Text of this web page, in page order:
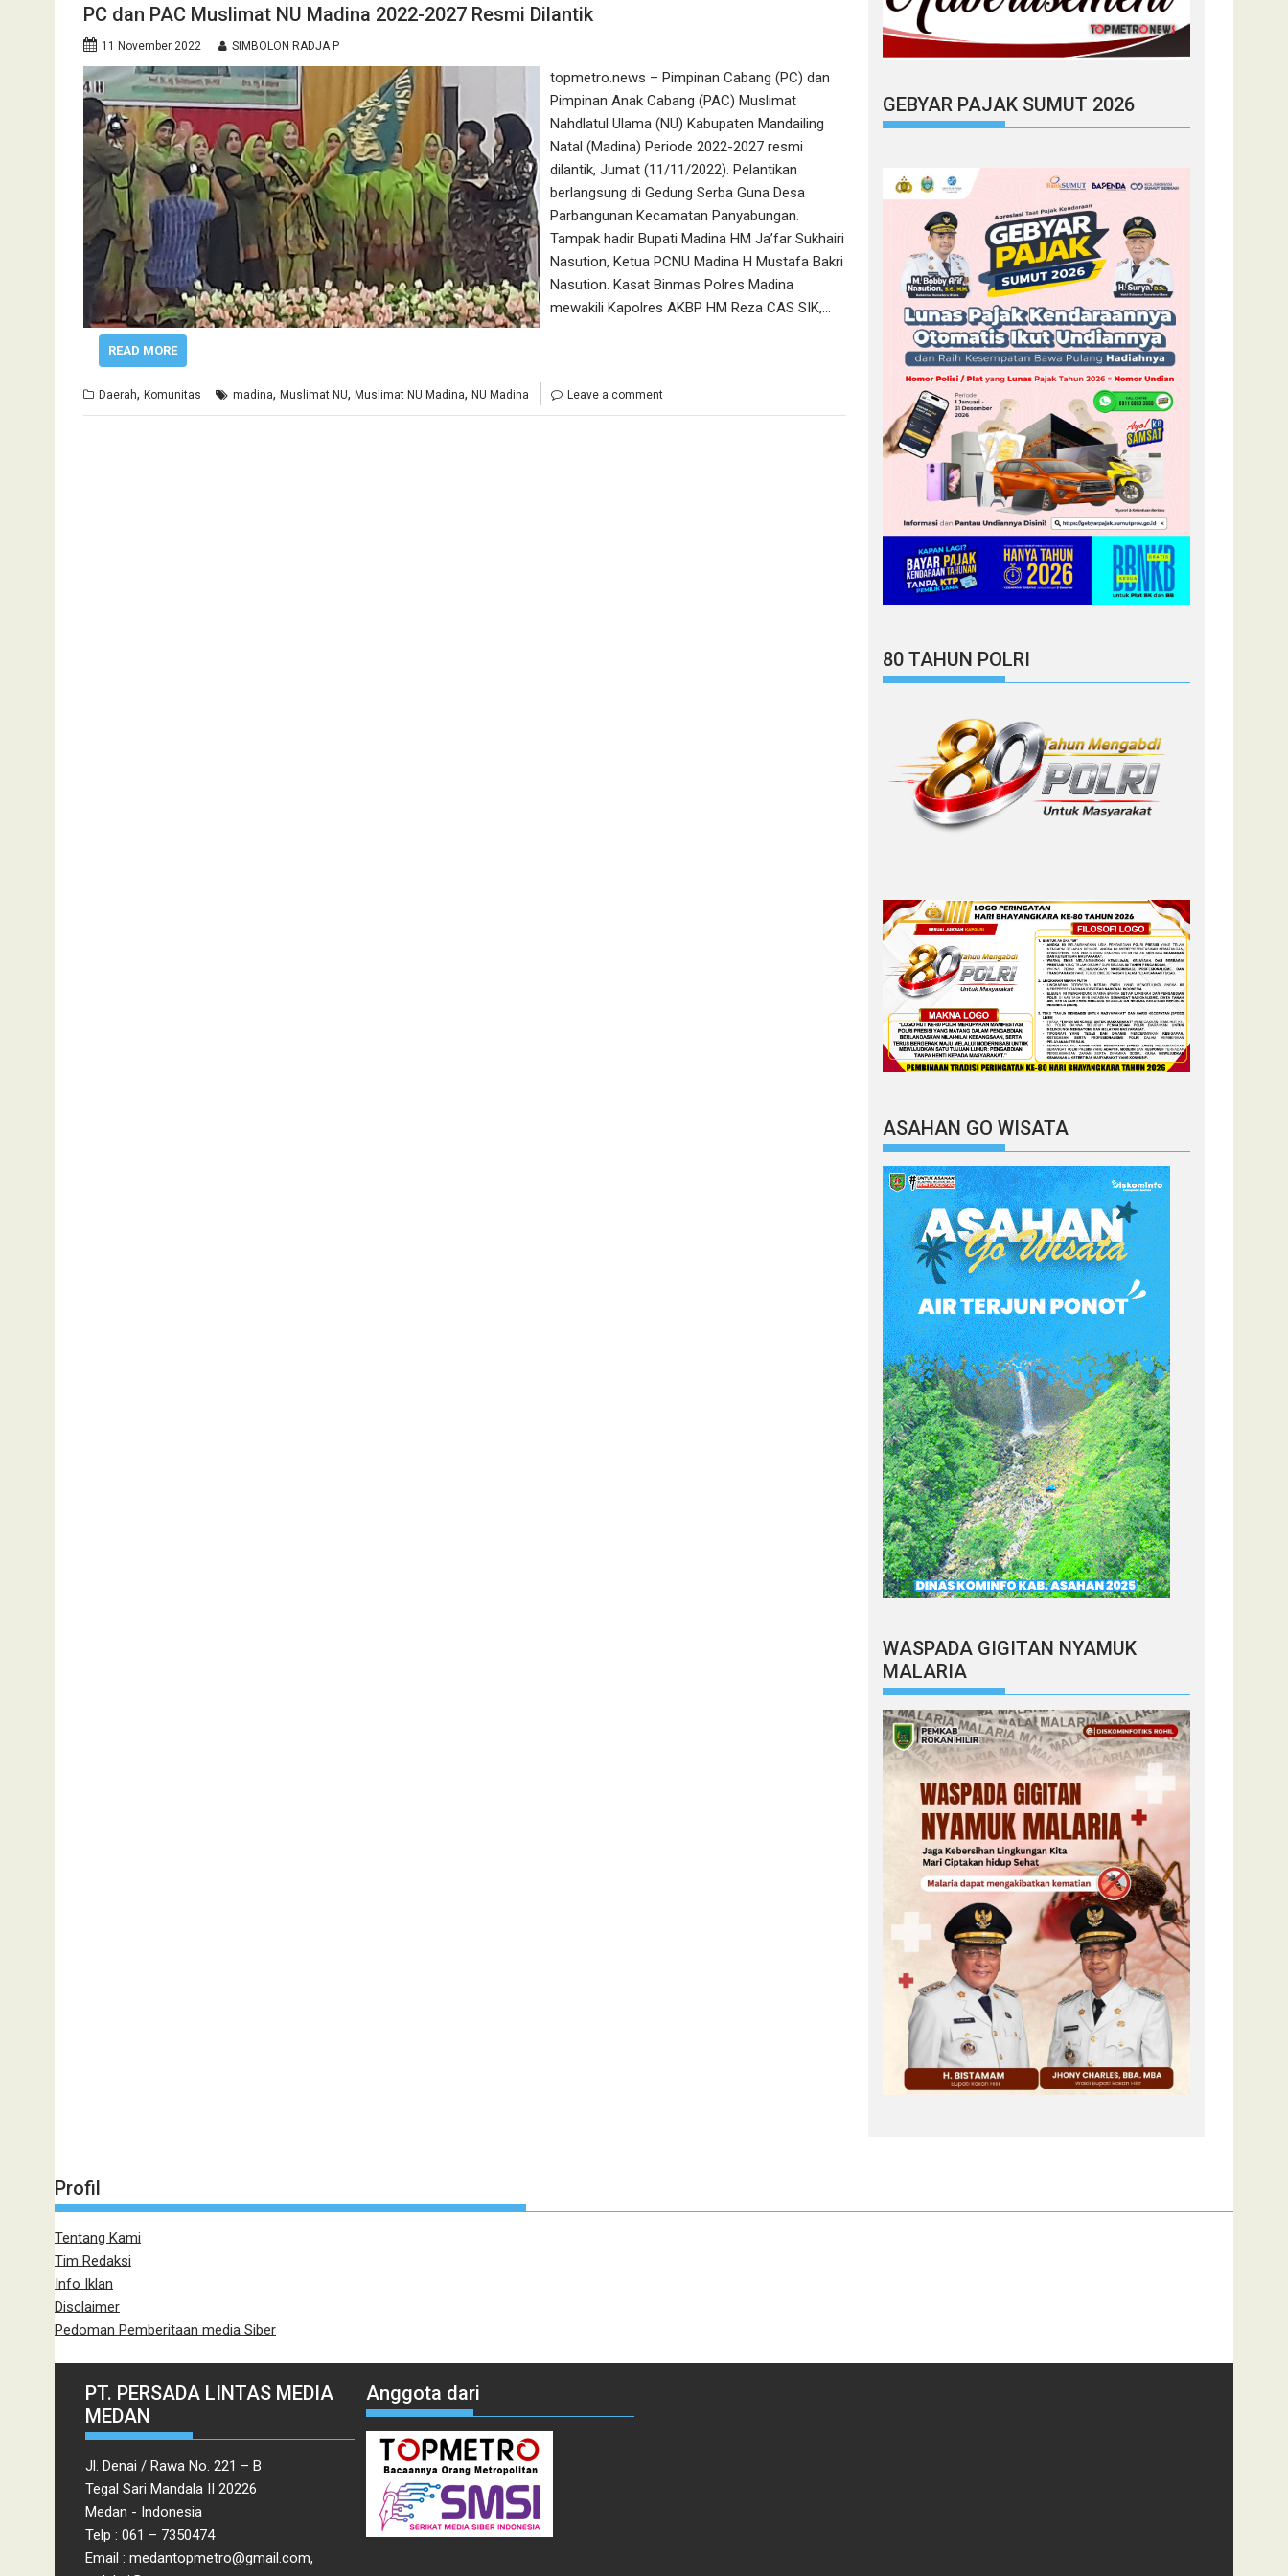
PC dan PAC Muslimat NU Madina 2022-2027 Resmi Dilantik
11 November 2022 SIMBOLON RADJA P
topmetro.news – Pimpinan Cabang (PC) dan
Pimpinan Anak Cabang (PAC) Muslimat
Nahdlatul Ulama (NU) Kabupaten Mandailing
Natal (Madina) Periode 2022-2027 resmi
dilantik, Jumat (11/11/2022). Pelantikan
berlangsung di Gedung Serba Guna Desa
Parbangunan Kecamatan Panyabungan.
Tampak hadir Bupati Madina HM Ja’far Sukhairi
Nasution, Ketua PCNU Madina H Mustafa Bakri
Nasution. Kasat Binmas Polres Madina
mewakili Kapolres AKBP HM Reza CAS SIK,…
READ MORE
Daerah, Komunitas madina, Muslimat NU, Muslimat NU Madina, NU Madina Leave a comment
GEBYAR PAJAK SUMUT 2026
80 TAHUN POLRI
ASAHAN GO WISATA
WASPADA GIGITAN NYAMUK
MALARIA
Profil
Tentang Kami
Tim Redaksi
Info Iklan
Disclaimer
Pedoman Pemberitaan media Siber
PT. PERSADA LINTAS MEDIA
MEDAN
Jl. Denai / Rawa No. 221 – B
Tegal Sari Mandala II 20226
Medan - Indonesia
Telp : 061 – 7350474
Email : medantopmetro@gmail.com,
Anggota dari